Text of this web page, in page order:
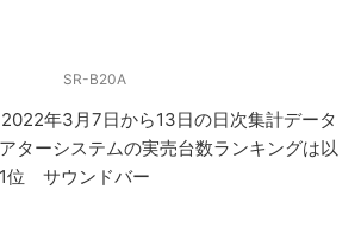
SR-B20A
2022年3月7日から13日の日次集計データ
ターシステムの実売台数ランキングは以
位 サウンドバー